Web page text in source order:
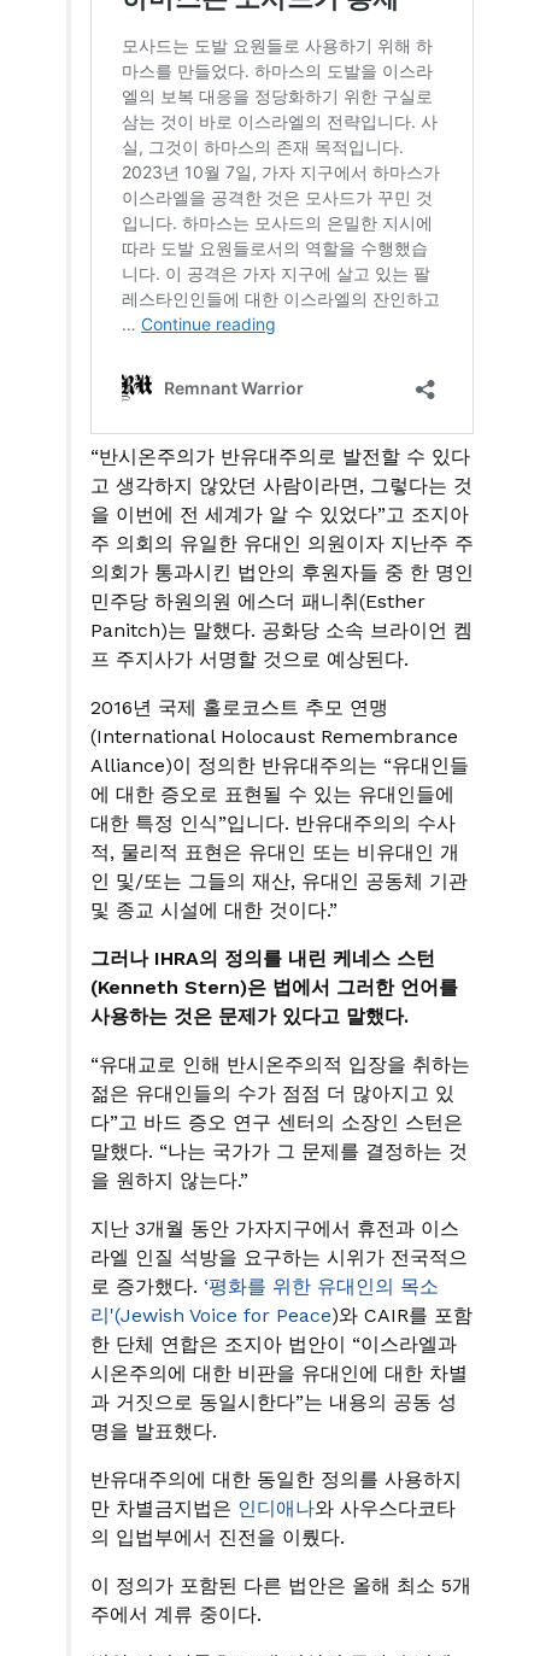
“반시온주의가 반유대주의로 발전할 수 있다
고 생각하지 않았던 사람이라면, 그렇다는 것
을 이번에 전 세계가 알 수 있었다”고 조지아
주 의회의 유일한 유대인 의원이자 지난주 주
의회가 통과시킨 법안의 후원자들 중 한 명인
민주당 하원의원 에스더 패니취(Esther
Panitch)는 말했다. 공화당 소속 브라이언 켐
프 주지사가 서명할 것으로 예상된다.
2016년 국제 홀로코스트 추모 연맹
(International Holocaust Remembrance
Alliance)이 정의한 반유대주의는 “유대인들
에 대한 증오로 표현될 수 있는 유대인들에
대한 특정 인식”입니다. 반유대주의의 수사
적, 물리적 표현은 유대인 또는 비유대인 개
인 및/또는 그들의 재산, 유대인 공동체 기관
및 종교 시설에 대한 것이다.”
그러나 IHRA의 정의를 내린 케네스 스턴
(Kenneth Stern)은 법에서 그러한 언어를
사용하는 것은 문제가 있다고 말했다.
“유대교로 인해 반시온주의적 입장을 취하는
젊은 유대인들의 수가 점점 더 많아지고 있
다”고 바드 증오 연구 센터의 소장인 스턴은
말했다. “나는 국가가 그 문제를 결정하는 것
을 원하지 않는다.”
지난 3개월 동안 가자지구에서 휴전과 이스
라엘 인질 석방을 요구하는 시위가 전국적으
로 증가했다. ‘평화를 위한 유대인의 목소
리'(Jewish Voice for Peace)와 CAIR를 포함
한 단체 연합은 조지아 법안이 “이스라엘과
시온주의에 대한 비판을 유대인에 대한 차별
과 거짓으로 동일시한다”는 내용의 공동 성
명을 발표했다.
반유대주의에 대한 동일한 정의를 사용하지
만 차별금지법은 인디애나와 사우스다코타
의 입법부에서 진전을 이뤘다.
이 정의가 포함된 다른 법안은 올해 최소 5개
주에서 계류 중이다.